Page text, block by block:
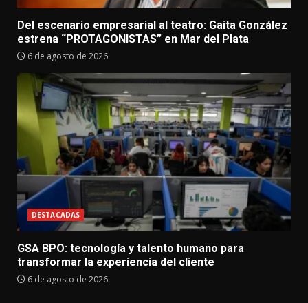
Del escenario empresarial al teatro: Gaita González
estrena “PROTAGONISTAS” en Mar del Plata
6 de agosto de 2026
DESTACADAS
GSA BPO: tecnología y talento humano para
transformar la experiencia del cliente
6 de agosto de 2026